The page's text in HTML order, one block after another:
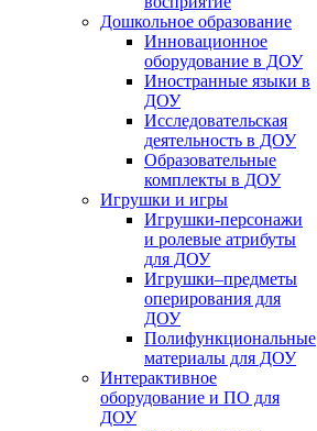
Дошкольное образование
Инновационное
оборудование в ДОУ
Иностранные языки в
ДОУ
Исследовательская
деятельность в ДОУ
Образовательные
комплекты в ДОУ
Игрушки и игры
Игрушки-персонажи
и ролевые атрибуты
для ДОУ
Игрушки–предметы
оперирования для
ДОУ
Полифункциональные
материалы для ДОУ
Интерактивное
оборудование и ПО для
ДОУ